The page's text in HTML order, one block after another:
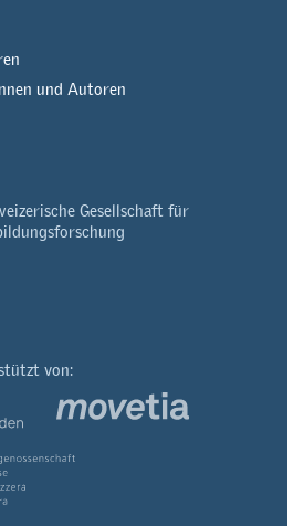
und Autoren
Gesellschaft für
von: